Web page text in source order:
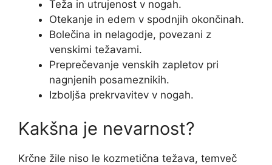
Teža in utrujenost v nogah.
Otekanje in edem v spodnjih okončinah.
Bolečina in nelagodje, povezani z
venskimi težavami.
Preprečevanje venskih zapletov pri
nagnjenih posameznikih.
Izboljša prekrvavitev v nogah.
Kakšna je nevarnost?
Krčne žile niso le kozmetična težava, temveč